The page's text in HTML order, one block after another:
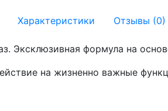
Характеристики Отзывы (0)
Эксклюзивная формула на
на жизненно важные